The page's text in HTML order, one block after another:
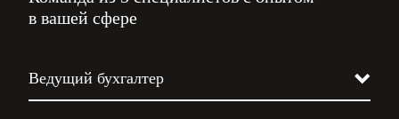
в вашей сфере
Ведущий бухгалтер